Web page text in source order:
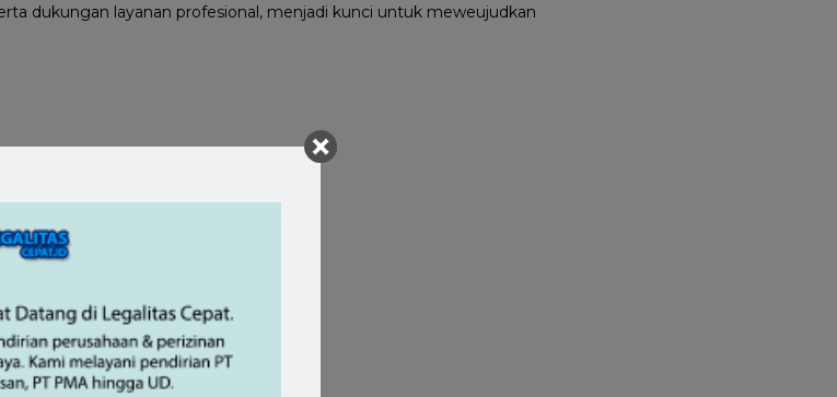
dukungan layanan profesional, menjadi kunci untuk meweujudkan